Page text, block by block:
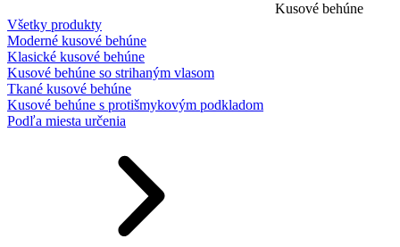
Kusové behúne
Všetky produkty
Moderné kusové behúne
Klasické kusové behúne
Kusové behúne so strihaným vlasom
Tkané kusové behúne
Kusové behúne s protišmykovým podkladom
Podľa miesta určenia